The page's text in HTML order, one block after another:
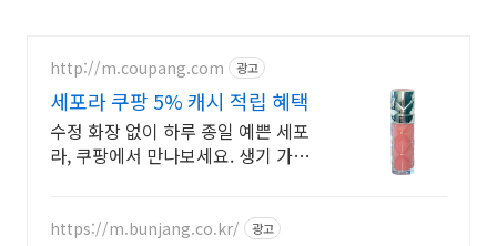
http://m.coupang.com 광고
세포라 쿠팡 5% 캐시 적립 혜택
수정 화장 없이 하루 종일 예쁜 세포
라, 쿠팡에서 만나보세요. 생기 가득
https://m.bunjang.co.kr/ 광고